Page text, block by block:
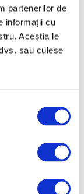
partenerilor de
informații cu
Aceștia le
sau culese
mai
opt
de 1.000
unei